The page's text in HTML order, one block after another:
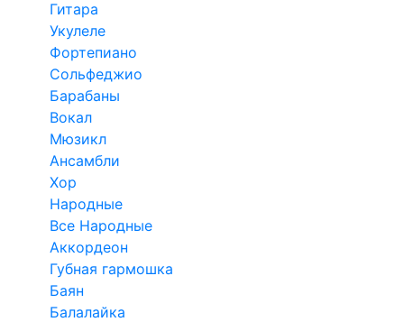
Гитара
Укулеле
Фортепиано
Сольфеджио
Барабаны
Вокал
Мюзикл
Ансамбли
Хор
Народные
Все Народные
Аккордеон
Губная гармошка
Баян
Балалайка